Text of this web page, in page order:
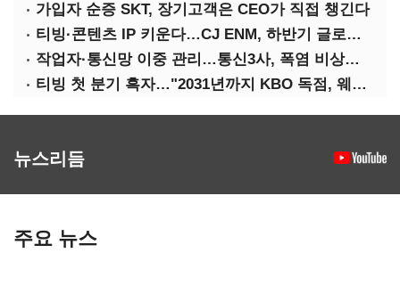
가입자 순증 SKT, 장기고객은 CEO가 직접 챙긴다
티빙·콘텐츠 IP 키운다…CJ ENM, 하반기 글로벌 확장 가속
작업자·통신망 이중 관리…통신3사, 폭염 비상대응 돌입
티빙 첫 분기 흑자…"2031년까지 KBO 독점, 웨이브 합병도 속도"
뉴스리듬
주요 뉴스